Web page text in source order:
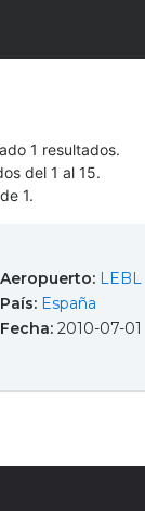
1 resultados.
del 1 al 15.
1.
Aeropuerto:
País: España
Fecha: 2010-07-01